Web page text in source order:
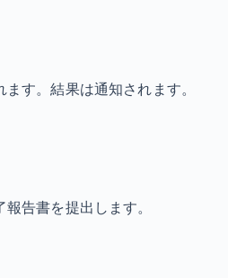
す。結果は通知されます。
告書を提出します。